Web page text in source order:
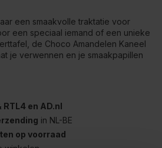
een smaakvolle traktatie voor
een speciaal iemand of een unieke
de Choco Amandelen Kaneel
je verwennen en je smaakpapillen
RTL4 en AD.nl
in NL-BE
op voorraad